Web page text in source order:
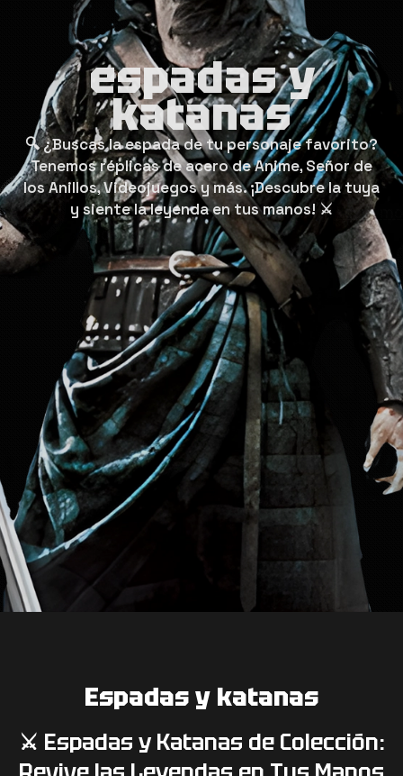
espadas y
katanas
🔍 ¿Buscas la espada de tu personaje favorito?
Tenemos réplicas de acero de Anime, Señor de
los Anillos, Videojuegos y más. ¡Descubre la tuya
y siente la leyenda en tus manos! ⚔️
Espadas y katanas
⚔️ Espadas y Katanas de Colección: